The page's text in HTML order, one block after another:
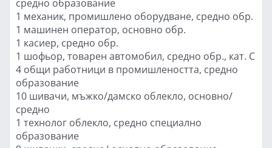
средно образование
1 механик, промишлено оборудване, средно обр.
1 машинен оператор, основно обр.
1 касиер, средно обр.
1 шофьор, товарен автомобил, средно обр., кат. С
4 общи работници в промишлеността, средно
образование
10 шивачи, мъжко/дамско облекло, основно/
средно
1 технолог облекло, средно специално
образование